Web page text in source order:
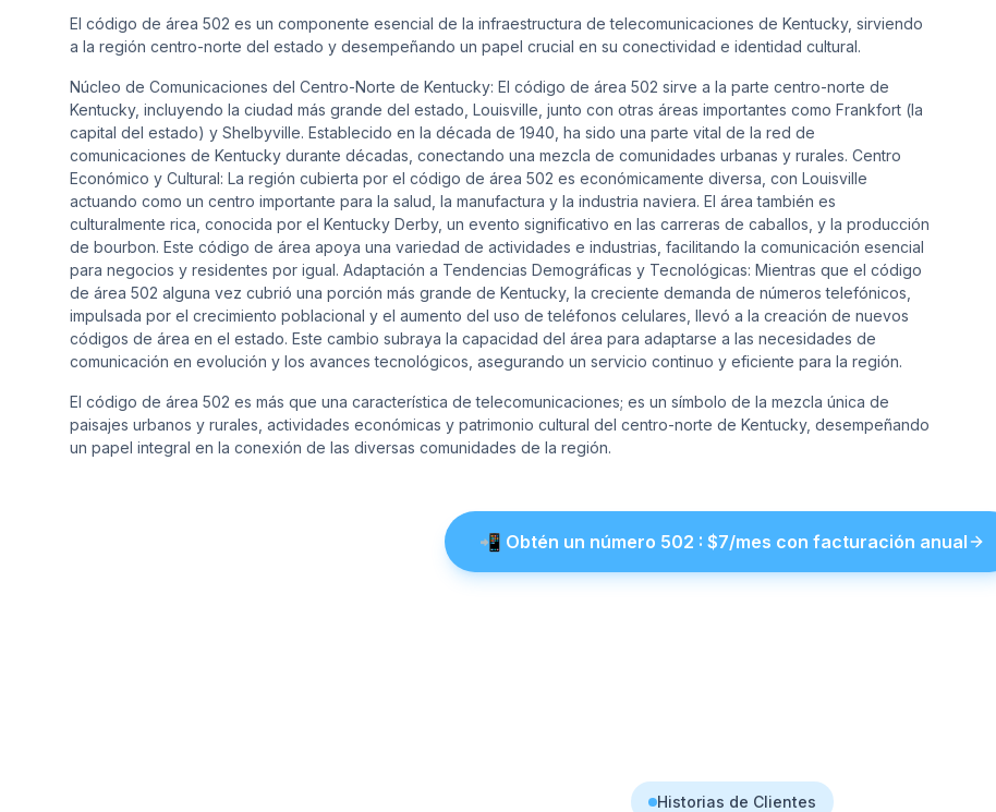
El código de área 502 es un componente esencial de la infraestructura de telecomunicaciones de Kentucky, sirviendo
a la región centro-norte del estado y desempeñando un papel crucial en su conectividad e identidad cultural.
Núcleo de Comunicaciones del Centro-Norte de Kentucky: El código de área 502 sirve a la parte centro-norte de
Kentucky, incluyendo la ciudad más grande del estado, Louisville, junto con otras áreas importantes como Frankfort (la
capital del estado) y Shelbyville. Establecido en la década de 1940, ha sido una parte vital de la red de
comunicaciones de Kentucky durante décadas, conectando una mezcla de comunidades urbanas y rurales. Centro
Económico y Cultural: La región cubierta por el código de área 502 es económicamente diversa, con Louisville
actuando como un centro importante para la salud, la manufactura y la industria naviera. El área también es
culturalmente rica, conocida por el Kentucky Derby, un evento significativo en las carreras de caballos, y la producción
de bourbon. Este código de área apoya una variedad de actividades e industrias, facilitando la comunicación esencial
para negocios y residentes por igual. Adaptación a Tendencias Demográficas y Tecnológicas: Mientras que el código
de área 502 alguna vez cubrió una porción más grande de Kentucky, la creciente demanda de números telefónicos,
impulsada por el crecimiento poblacional y el aumento del uso de teléfonos celulares, llevó a la creación de nuevos
códigos de área en el estado. Este cambio subraya la capacidad del área para adaptarse a las necesidades de
comunicación en evolución y los avances tecnológicos, asegurando un servicio continuo y eficiente para la región.
El código de área 502 es más que una característica de telecomunicaciones; es un símbolo de la mezcla única de
paisajes urbanos y rurales, actividades económicas y patrimonio cultural del centro-norte de Kentucky, desempeñando
un papel integral en la conexión de las diversas comunidades de la región.
📲 Obtén un número 502 : $7/mes con facturación anual
Historias de Clientes